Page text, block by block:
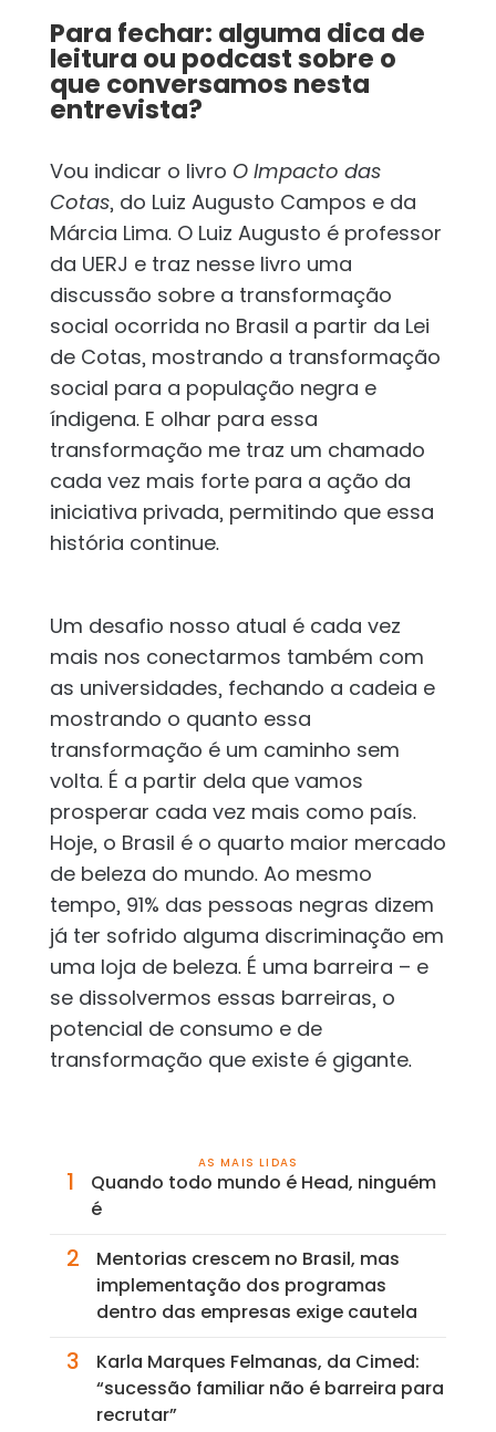
Para fechar: alguma dica de
leitura ou podcast sobre o
que conversamos nesta
entrevista?
Vou indicar o livro O Impacto das
Cotas, do Luiz Augusto Campos e da
Márcia Lima. O Luiz Augusto é professor
da UERJ e traz nesse livro uma
discussão sobre a transformação
social ocorrida no Brasil a partir da Lei
de Cotas, mostrando a transformação
social para a população negra e
índigena. E olhar para essa
transformação me traz um chamado
cada vez mais forte para a ação da
iniciativa privada, permitindo que essa
história continue.
Um desafio nosso atual é cada vez
mais nos conectarmos também com
as universidades, fechando a cadeia e
mostrando o quanto essa
transformação é um caminho sem
volta. É a partir dela que vamos
prosperar cada vez mais como país.
Hoje, o Brasil é o quarto maior mercado
de beleza do mundo. Ao mesmo
tempo, 91% das pessoas negras dizem
já ter sofrido alguma discriminação em
uma loja de beleza. É uma barreira – e
se dissolvermos essas barreiras, o
potencial de consumo e de
transformação que existe é gigante.
AS MAIS LIDAS
1
Quando todo mundo é Head, ninguém
é
2
Mentorias crescem no Brasil, mas
implementação dos programas
dentro das empresas exige cautela
3
Karla Marques Felmanas, da Cimed:
“sucessão familiar não é barreira para
recrutar”